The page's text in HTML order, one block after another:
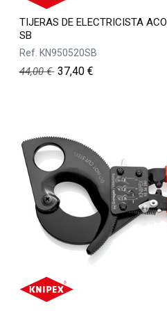
TIJERAS DE ELECTRICISTA
SB
Ref. KN950520SB
44,00€ 37,40€